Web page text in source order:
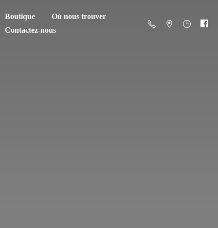
Boutique
Où nous trouver
Contactez-nous